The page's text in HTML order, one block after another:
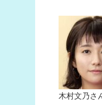
木村文乃さ